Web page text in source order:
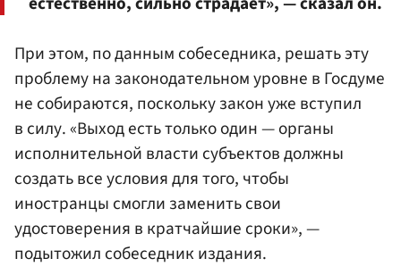
При этом, по данным собеседника, решать эту
проблему на законодательном уровне в Госдуме
не собираются, поскольку закон уже вступил
в силу. «Выход есть только один — органы
исполнительной власти субъектов должны
создать все условия для того, чтобы
иностранцы смогли заменить свои
удостоверения в кратчайшие сроки», —
подытожил собеседник издания.